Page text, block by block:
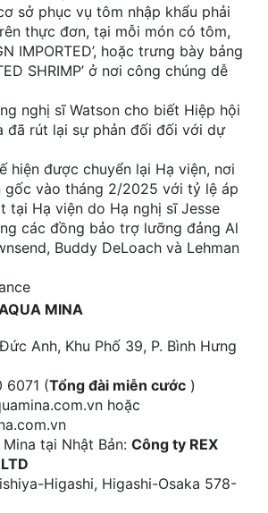
sở phục vụ tôm nhập khẩu phải
thực đơn, tại mỗi món có tôm,
IMPORTED’, hoặc trưng bày bảng
SHRIMP’ ở nơi công chúng dễ
nghị sĩ Watson cho biết Hiệp hội
đã rút lại sự phản đối đối với dự
hiện được chuyển lại Hạ viện, nơi
gốc vào tháng 2/2025 với tỷ lệ áp
tại Hạ viện do Hạ nghị sĩ Jesse
các đồng bảo trợ lưỡng đảng Al
Buddy DeLoach và Lehman
MINA
Anh, Khu Phố 39, P. Bình Hưng
6071 (Tổng đài miễn cước )
hoặc
tại Nhật Bản: Công ty REX
Higashi, Higashi-Osaka 578-